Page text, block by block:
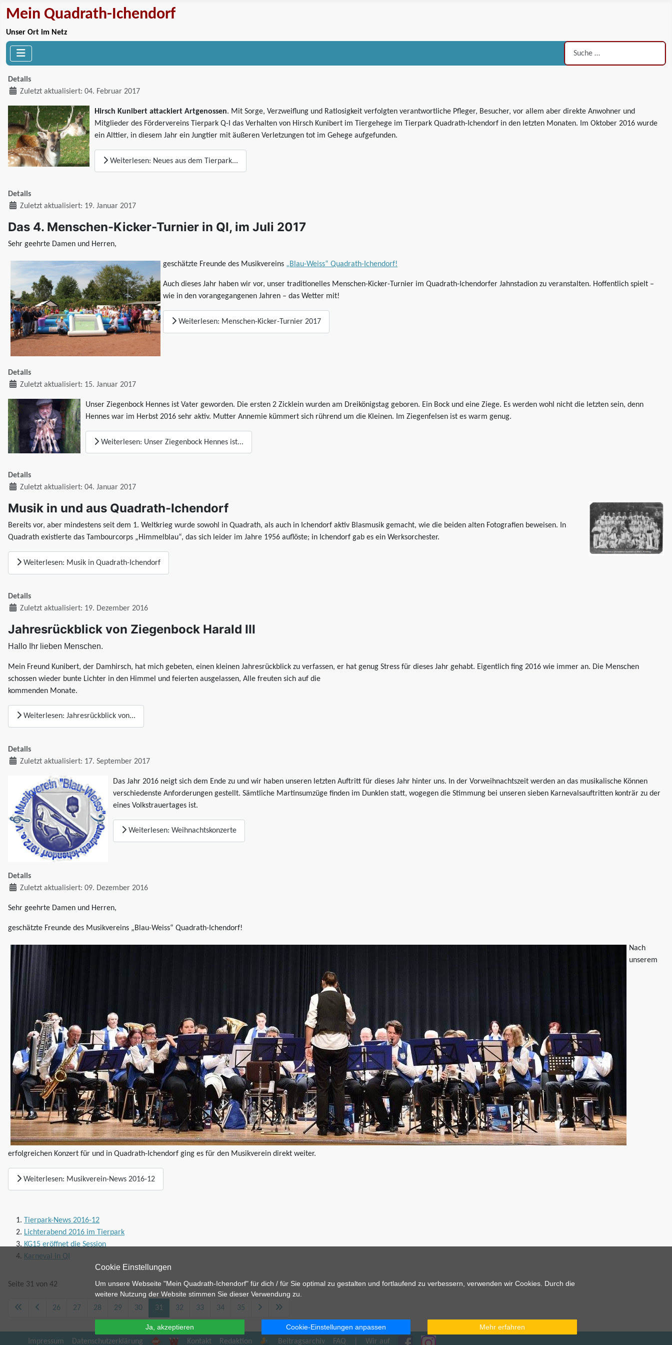
Mein Quadrath-Ichendorf
Unser Ort im Netz
Suchen
Details
Zuletzt aktualisiert: 04. Februar 2017
Hirsch Kunibert attackiert Artgenossen. Mit Sorge, Verzweiflung und Ratlosigkeit verfolgten verantwortliche Pfleger, Besucher, vor allem aber direkte Anwohner und
Mitglieder des Fördervereins Tierpark Q-I das Verhalten von Hirsch Kunibert im Tiergehege im Tierpark Quadrath-Ichendorf in den letzten Monaten. Im Oktober 2016 wurde
ein Alttier, in diesem Jahr ein Jungtier mit äußeren Verletzungen tot im Gehege aufgefunden.
Weiterlesen: Neues aus dem Tierpark...
Details
Zuletzt aktualisiert: 19. Januar 2017
Das 4. Menschen-Kicker-Turnier in QI, im Juli 2017
Sehr geehrte Damen und Herren,
geschätzte Freunde des Musikvereins „Blau-Weiss“ Quadrath-Ichendorf!
Auch dieses Jahr haben wir vor, unser traditionelles Menschen-Kicker-Turnier im Quadrath-Ichendorfer Jahnstadion zu veranstalten. Hoffentlich spielt –
wie in den vorangegangenen Jahren – das Wetter mit!
Weiterlesen: Menschen-Kicker-Turnier 2017
Details
Zuletzt aktualisiert: 15. Januar 2017
Unser Ziegenbock Hennes ist Vater geworden. Die ersten 2 Zicklein wurden am Dreikönigstag geboren. Ein Bock und eine Ziege. Es werden wohl nicht die letzten sein, denn
Hennes war im Herbst 2016 sehr aktiv. Mutter Annemie kümmert sich rührend um die Kleinen. Im Ziegenfelsen ist es warm genug.
Weiterlesen: Unser Ziegenbock Hennes ist...
Details
Zuletzt aktualisiert: 04. Januar 2017
Musik in und aus Quadrath-Ichendorf
Bereits vor, aber mindestens seit dem 1. Weltkrieg wurde sowohl in Quadrath, als auch in Ichendorf aktiv Blasmusik gemacht, wie die beiden alten Fotografien beweisen. In
Quadrath existierte das Tambourcorps „Himmelblau“, das sich leider im Jahre 1956 auflöste; in Ichendorf gab es ein Werksorchester.
Weiterlesen: Musik in Quadrath-Ichendorf
Details
Zuletzt aktualisiert: 19. Dezember 2016
Jahresrückblick von Ziegenbock Harald III
Hallo Ihr lieben Menschen.
Mein Freund Kunibert, der Damhirsch, hat mich gebeten, einen kleinen Jahresrückblick zu verfassen, er hat genug Stress für dieses Jahr gehabt. Eigentlich fing 2016 wie immer an. Die Menschen
schossen wieder bunte Lichter in den Himmel und feierten ausgelassen, Alle freuten sich auf die
kommenden Monate.
Weiterlesen: Jahresrückblick von...
Details
Zuletzt aktualisiert: 17. September 2017
Das Jahr 2016 neigt sich dem Ende zu und wir haben unseren letzten Auftritt für dieses Jahr hinter uns. In der Vorweihnachtszeit werden an das musikalische Können
verschiedenste Anforderungen gestellt. Sämtliche Martinsumzüge finden im Dunklen statt, wogegen die Stimmung bei unseren sieben Karnevalsauftritten konträr zu der
eines Volkstrauertages ist.
Weiterlesen: Weihnachtskonzerte
Details
Zuletzt aktualisiert: 09. Dezember 2016
Sehr geehrte Damen und Herren,
geschätzte Freunde des Musikvereins „Blau-Weiss“ Quadrath-Ichendorf!
Nach
unserem
erfolgreichen Konzert für und in Quadrath-Ichendorf ging es für den Musikverein direkt weiter.
Weiterlesen: Musikverein-News 2016-12
Tierpark-News 2016-12
Lichterabend 2016 im Tierpark
KG15 eröffnet die Session
Karneval in QI
Seite 31 von 42
26 27 28 29 30 31 32 33 34 35
Impressum Datenschutzerklärung Gleis11 Wintermärchen
Kontakt Redaktion Benutzer
Beitragsarchiv FAQ Wir auf Wir bei Facebook
Wir bei Instagram
Cookie Einstellungen
Um unsere Webseite "Mein Quadrath-Ichendorf" für dich / für Sie optimal zu gestalten und fortlaufend zu verbessern, verwenden wir Cookies. Durch die
weitere Nutzung der Website stimmen Sie dieser Verwendung zu.
Ja, akzeptieren Cookie-Einstellungen anpassen Mehr erfahren